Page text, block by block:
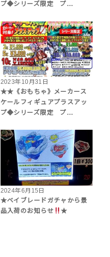
プ◆シリーズ限定 プ…
2023年10月31日
★★《おもちゃ》メーカース
ケールフィギュアプラスアッ
プ◆シリーズ限定 プ…
2024年6月15日
★ベイブレードガチャから景
品入荷のお知らせ
★